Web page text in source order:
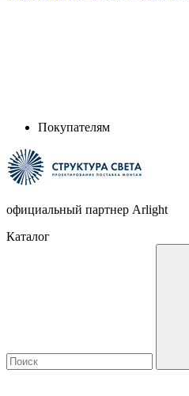
Покупателям
официальный партнер Arlight
Каталог